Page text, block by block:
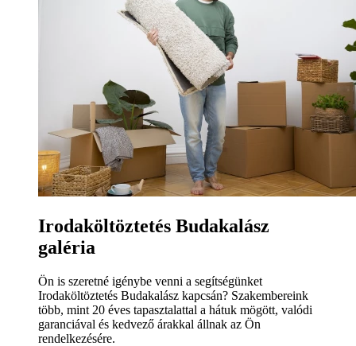
Irodaköltöztetés Budakalász
galéria
Ön is szeretné igénybe venni a segítségünket
Irodaköltöztetés Budakalász kapcsán? Szakembereink
több, mint 20 éves tapasztalattal a hátuk mögött, valódi
garanciával és kedvező árakkal állnak az Ön
rendelkezésére.